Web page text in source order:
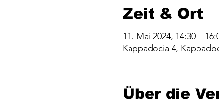
Zeit & Ort
11. Mai 2024, 14:30 –
Kappadocia 4,
Über die